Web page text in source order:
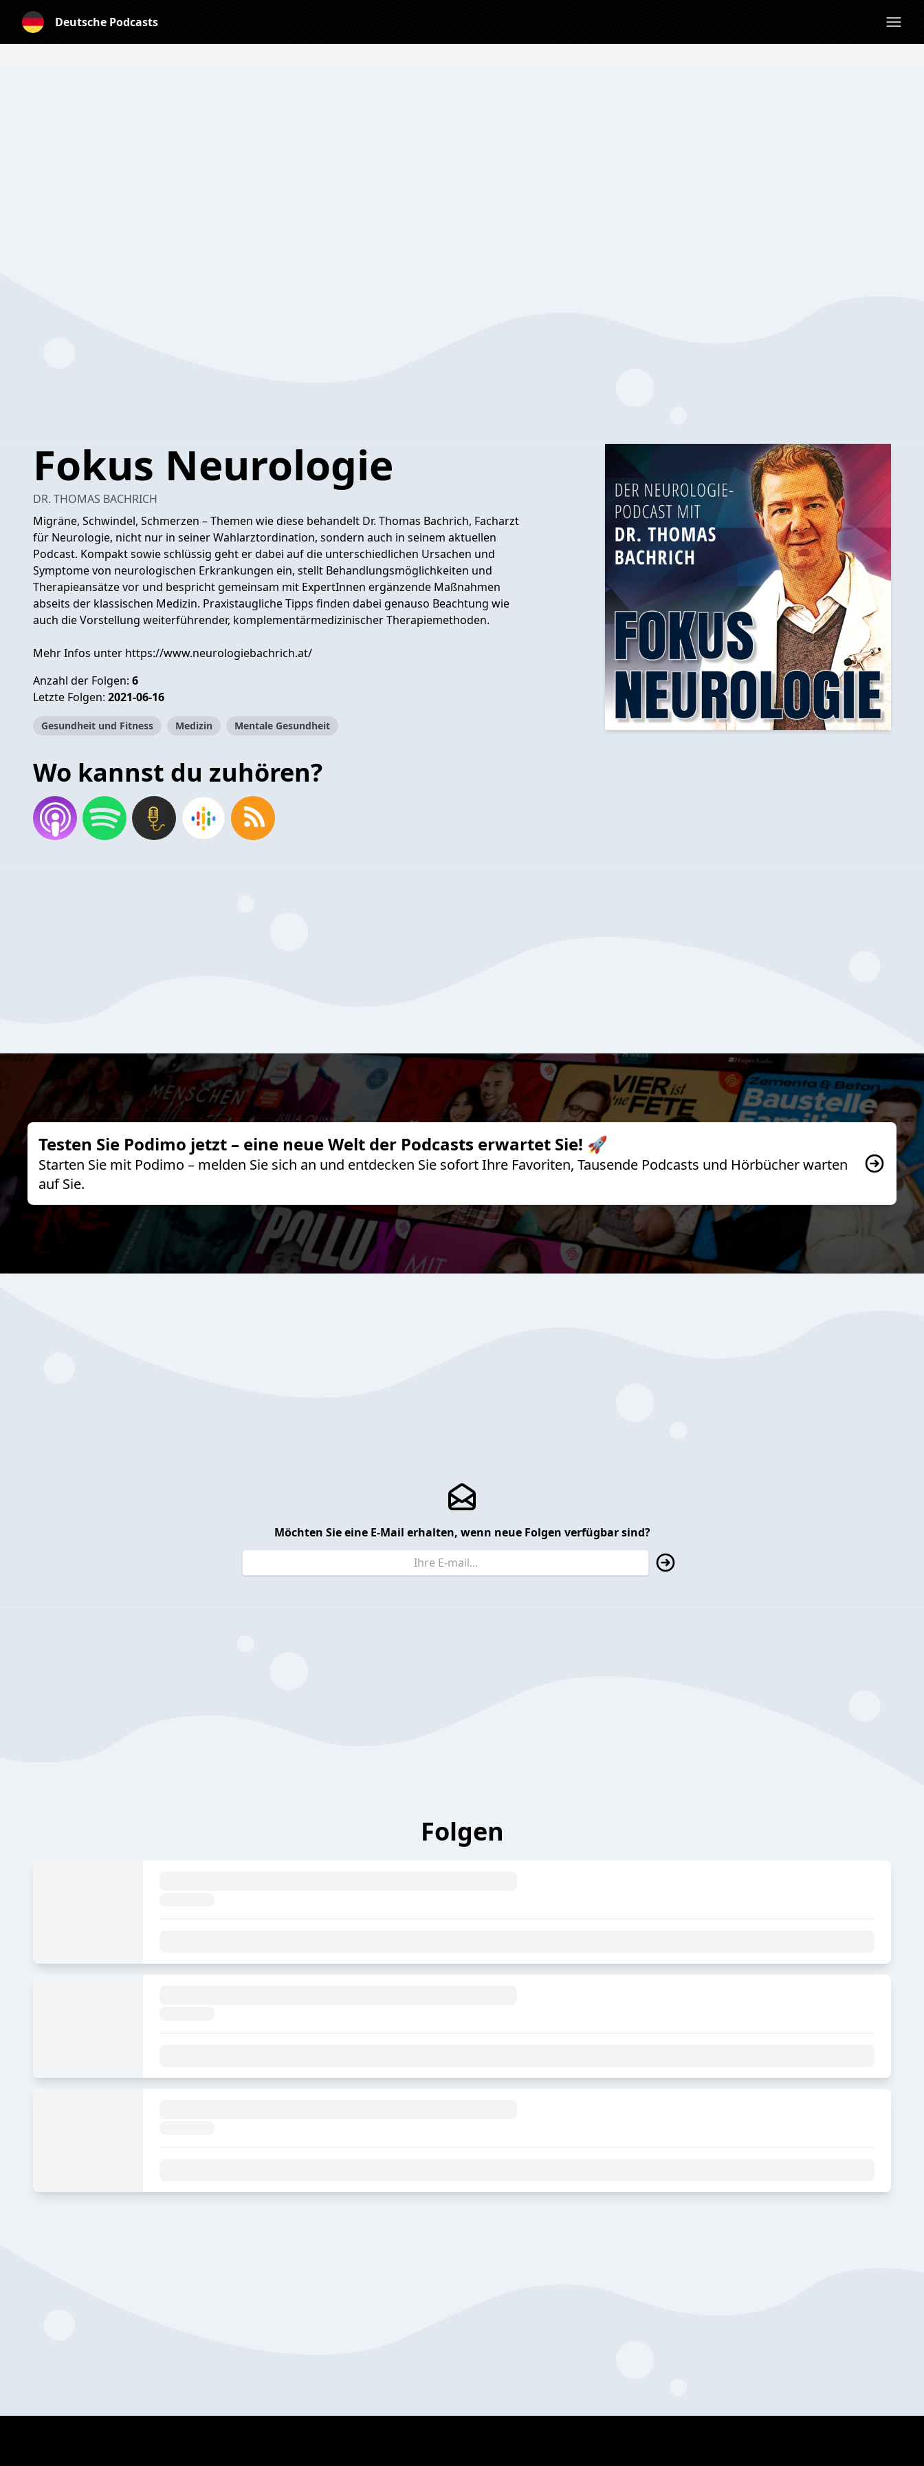
Deutsche Podcasts
Fokus Neurologie
DR. THOMAS BACHRICH
Migräne, Schwindel, Schmerzen – Themen wie diese behandelt Dr. Thomas Bachrich, Facharzt
für Neurologie, nicht nur in seiner Wahlarztordination, sondern auch in seinem aktuellen
Podcast. Kompakt sowie schlüssig geht er dabei auf die unterschiedlichen Ursachen und
Symptome von neurologischen Erkrankungen ein, stellt Behandlungsmöglichkeiten und
Therapieansätze vor und bespricht gemeinsam mit ExpertInnen ergänzende Maßnahmen
abseits der klassischen Medizin. Praxistaugliche Tipps finden dabei genauso Beachtung wie
auch die Vorstellung weiterführender, komplementärmedizinischer Therapiemethoden.
Mehr Infos unter https://www.neurologiebachrich.at/
Anzahl der Folgen: 6
Letzte Folgen: 2021-06-16
Gesundheit und Fitness Medizin Mentale Gesundheit
Wo kannst du zuhören?
Testen Sie Podimo jetzt – eine neue Welt der Podcasts erwartet Sie! 🚀
Starten Sie mit Podimo – melden Sie sich an und entdecken Sie sofort Ihre Favoriten, Tausende Podcasts und Hörbücher warten
auf Sie.
Möchten Sie eine E-Mail erhalten, wenn neue Folgen verfügbar sind?
Folgen